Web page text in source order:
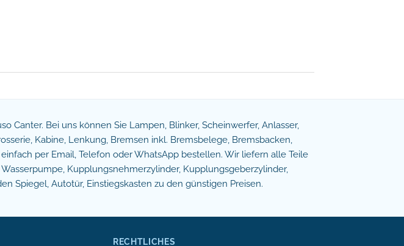
Canter. Bei uns können Sie Lampen, Blinker, Scheinwerfer, Anlasser,
Kabine, Lenkung, Bremsen inkl. Bremsbelege, Bremsbacken,
per Email, Telefon oder WhatsApp bestellen. Wir liefern alle Teile
Kupplungsnehmerzylinder, Kupplungsgeberzylinder,
Spiegel, Autotür, Einstiegskasten zu den günstigen Preisen.
RECHTLICHES